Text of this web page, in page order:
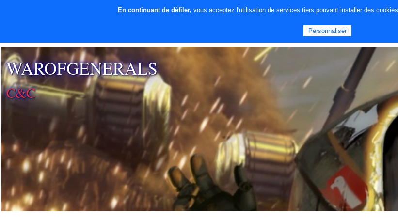
WAROFGENERALS
C&C
En continuant de défiler, vous acceptez l'utilisation de services tiers pouvant installer des cookies
Personnaliser